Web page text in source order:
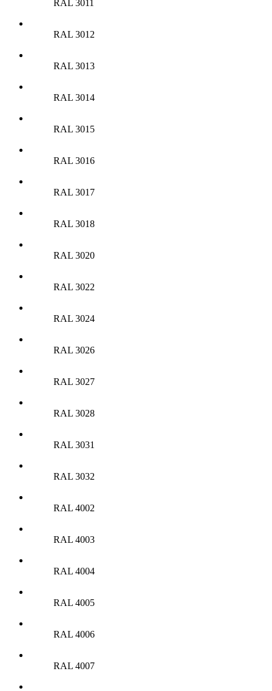
RAL 3011
RAL 3012
RAL 3013
RAL 3014
RAL 3015
RAL 3016
RAL 3017
RAL 3018
RAL 3020
RAL 3022
RAL 3024
RAL 3026
RAL 3027
RAL 3028
RAL 3031
RAL 3032
RAL 4002
RAL 4003
RAL 4004
RAL 4005
RAL 4006
RAL 4007